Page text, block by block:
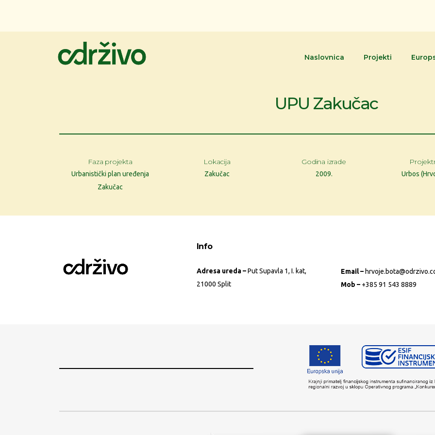
Naslovnica Projekti
UPU Zakučac
Faza projekta
Urbanistički plan uređenja
Zakučac
Lokacija
Zakučac
Godina izrade
2009. Urbos
Info
Adresa ureda –Put Supavla 1, I. kat,
21000 Split
Email –
Mob – +385 91 543 8889